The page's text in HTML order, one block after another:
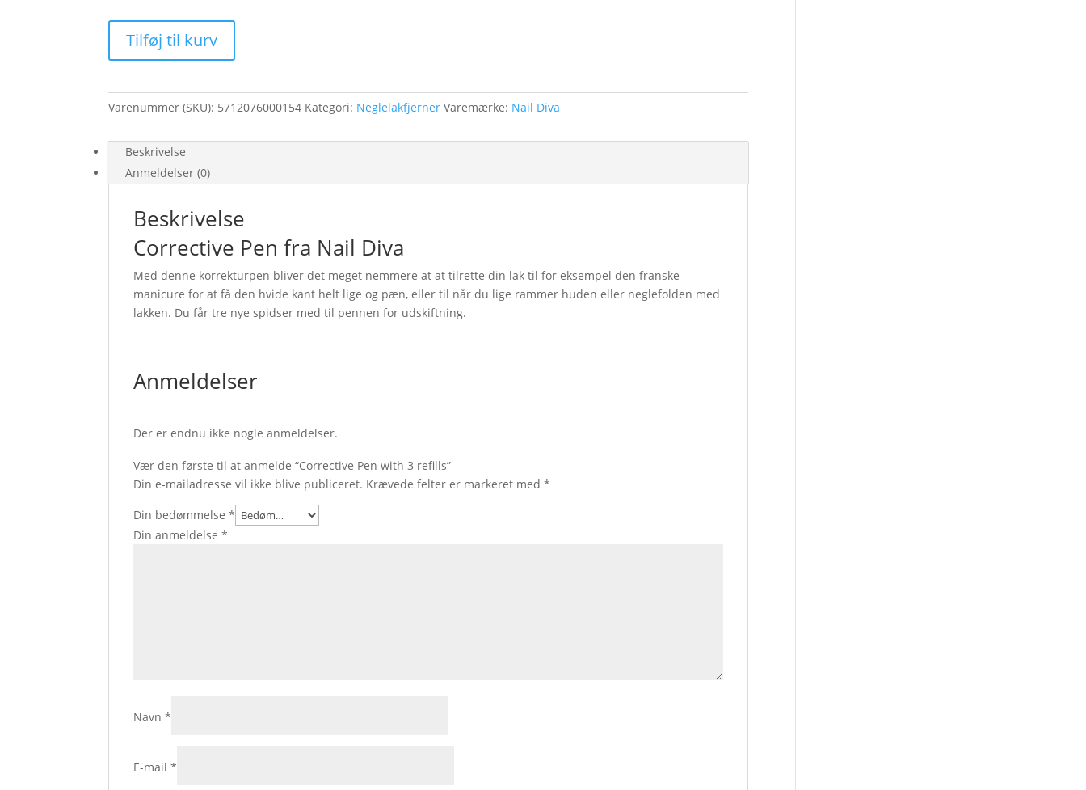
with
refills
Tilføj til kurv
Varenummer (SKU): 5712076000154 Kategori: Neglelakfjerner Varemærke: Nail Diva
Beskrivelse
Anmeldelser (0)
Beskrivelse
Corrective Pen fra Nail Diva
Med denne korrekturpen bliver det meget nemmere at at tilrette din lak til for eksempel den franske
manicure for at få den hvide kant helt lige og pæn, eller til når du lige rammer huden eller neglefolden med
lakken. Du får tre nye spidser med til pennen for udskiftning.
Anmeldelser
Der er endnu ikke nogle anmeldelser.
Vær den første til at anmelde “Corrective Pen with 3 refills”
Din e-mailadresse vil ikke blive publiceret. Krævede felter er markeret med*
Din bedømmelse*
Din anmeldelse*
Navn*
E-mail*